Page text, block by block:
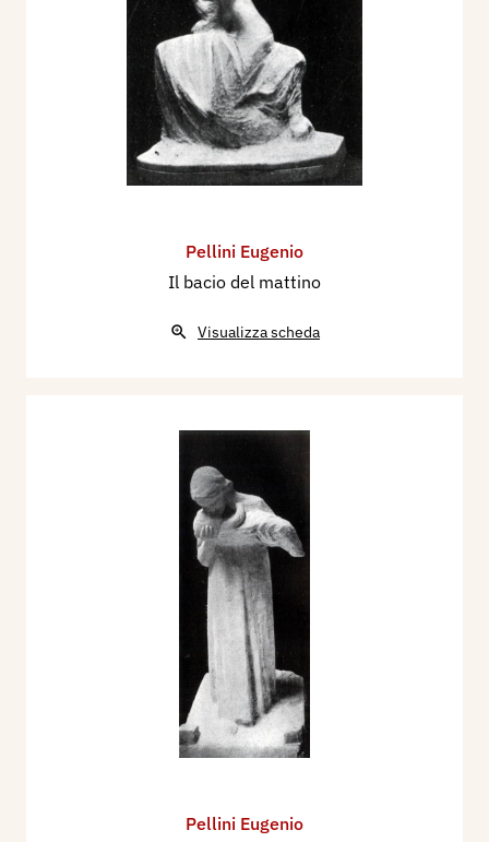
Pellini Eugenio
Il bacio del mattino
Visualizza scheda
Pellini Eugenio